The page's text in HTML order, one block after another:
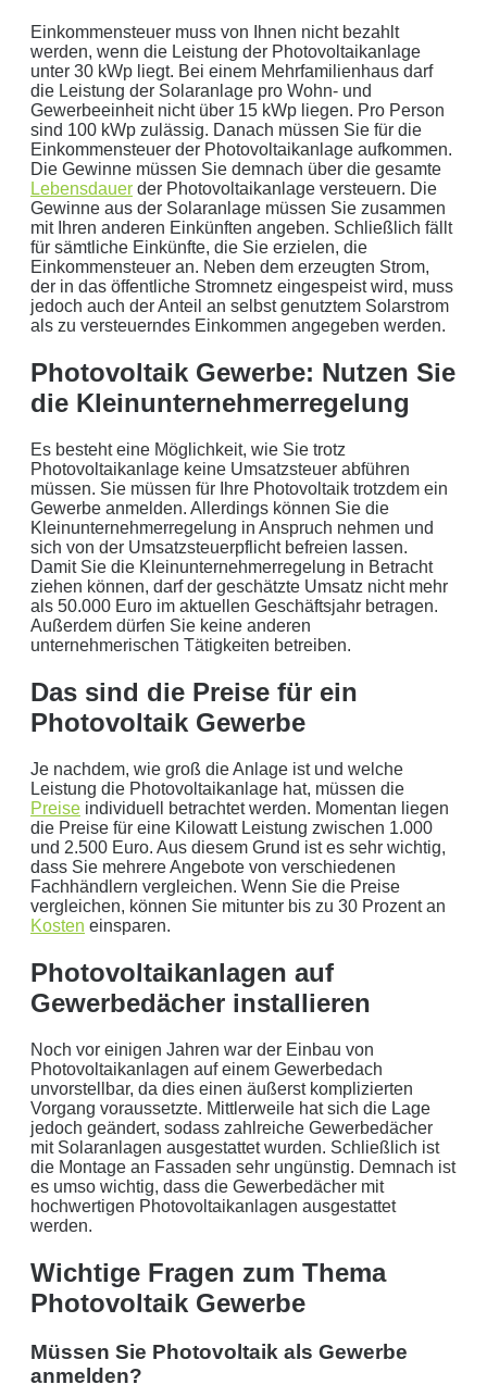
Einkommensteuer muss von Ihnen nicht bezahlt
werden, wenn die Leistung der Photovoltaikanlage
unter 30 kWp liegt. Bei einem Mehrfamilienhaus darf
die Leistung der Solaranlage pro Wohn- und
Gewerbeeinheit nicht über 15 kWp liegen. Pro Person
sind 100 kWp zulässig. Danach müssen Sie für die
Einkommensteuer der Photovoltaikanlage aufkommen.
Die Gewinne müssen Sie demnach über die gesamte
Lebensdauer der Photovoltaikanlage versteuern. Die
Gewinne aus der Solaranlage müssen Sie zusammen
mit Ihren anderen Einkünften angeben. Schließlich fällt
für sämtliche Einkünfte, die Sie erzielen, die
Einkommensteuer an. Neben dem erzeugten Strom,
der in das öffentliche Stromnetz eingespeist wird, muss
jedoch auch der Anteil an selbst genutztem Solarstrom
als zu versteuerndes Einkommen angegeben werden.
Photovoltaik Gewerbe: Nutzen Sie
die Kleinunternehmerregelung
Es besteht eine Möglichkeit, wie Sie trotz
Photovoltaikanlage keine Umsatzsteuer abführen
müssen. Sie müssen für Ihre Photovoltaik trotzdem ein
Gewerbe anmelden. Allerdings können Sie die
Kleinunternehmerregelung in Anspruch nehmen und
sich von der Umsatzsteuerpflicht befreien lassen.
Damit Sie die Kleinunternehmerregelung in Betracht
ziehen können, darf der geschätzte Umsatz nicht mehr
als 50.000 Euro im aktuellen Geschäftsjahr betragen.
Außerdem dürfen Sie keine anderen
unternehmerischen Tätigkeiten betreiben.
Das sind die Preise für ein
Photovoltaik Gewerbe
Je nachdem, wie groß die Anlage ist und welche
Leistung die Photovoltaikanlage hat, müssen die
Preise individuell betrachtet werden. Momentan liegen
die Preise für eine Kilowatt Leistung zwischen 1.000
und 2.500 Euro. Aus diesem Grund ist es sehr wichtig,
dass Sie mehrere Angebote von verschiedenen
Fachhändlern vergleichen. Wenn Sie die Preise
vergleichen, können Sie mitunter bis zu 30 Prozent an
Kosten einsparen.
Photovoltaikanlagen auf
Gewerbedächer installieren
Noch vor einigen Jahren war der Einbau von
Photovoltaikanlagen auf einem Gewerbedach
unvorstellbar, da dies einen äußerst komplizierten
Vorgang voraussetzte. Mittlerweile hat sich die Lage
jedoch geändert, sodass zahlreiche Gewerbedächer
mit Solaranlagen ausgestattet wurden. Schließlich ist
die Montage an Fassaden sehr ungünstig. Demnach ist
es umso wichtig, dass die Gewerbedächer mit
hochwertigen Photovoltaikanlagen ausgestattet
werden.
Wichtige Fragen zum Thema
Photovoltaik Gewerbe
Müssen Sie Photovoltaik als Gewerbe
anmelden?